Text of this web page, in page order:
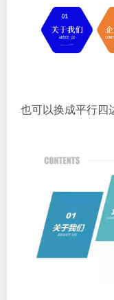
也可以换成平行四